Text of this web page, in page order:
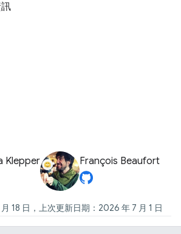
Klepper François Beaufort
18 日，上次更新日期：2026 年 7 月 1 日